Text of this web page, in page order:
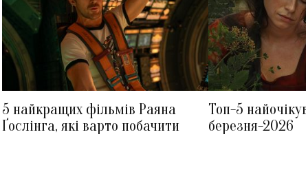
5 найкращих фільмів Раяна
Ґослінга, які варто побачити
Топ-5
березня-2026